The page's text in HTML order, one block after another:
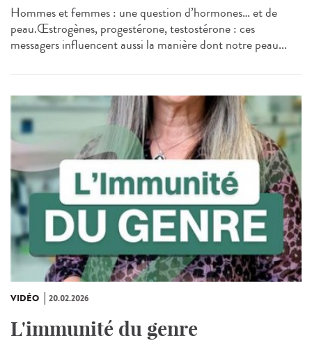
Hommes et femmes : une question d’hormones… et de
peau.Œstrogènes, progestérone, testostérone : ces
messagers influencent aussi la manière dont notre peau...
VIDÉO 20.02.2026
L'immunité du genre